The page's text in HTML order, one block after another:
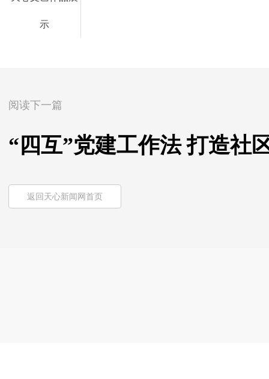
示
阅读下一篇
“四互”党建工作法 打造社
返回天心新闻网首页